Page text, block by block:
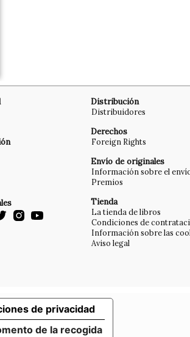
Distribución
Distribuidores
Derechos
Foreign Rights
Envío de originales
Información sobre el
Premios
Tienda
La tienda de libros
Condiciones de
Información sobre las
Aviso legal
de la recogida
de privacidad